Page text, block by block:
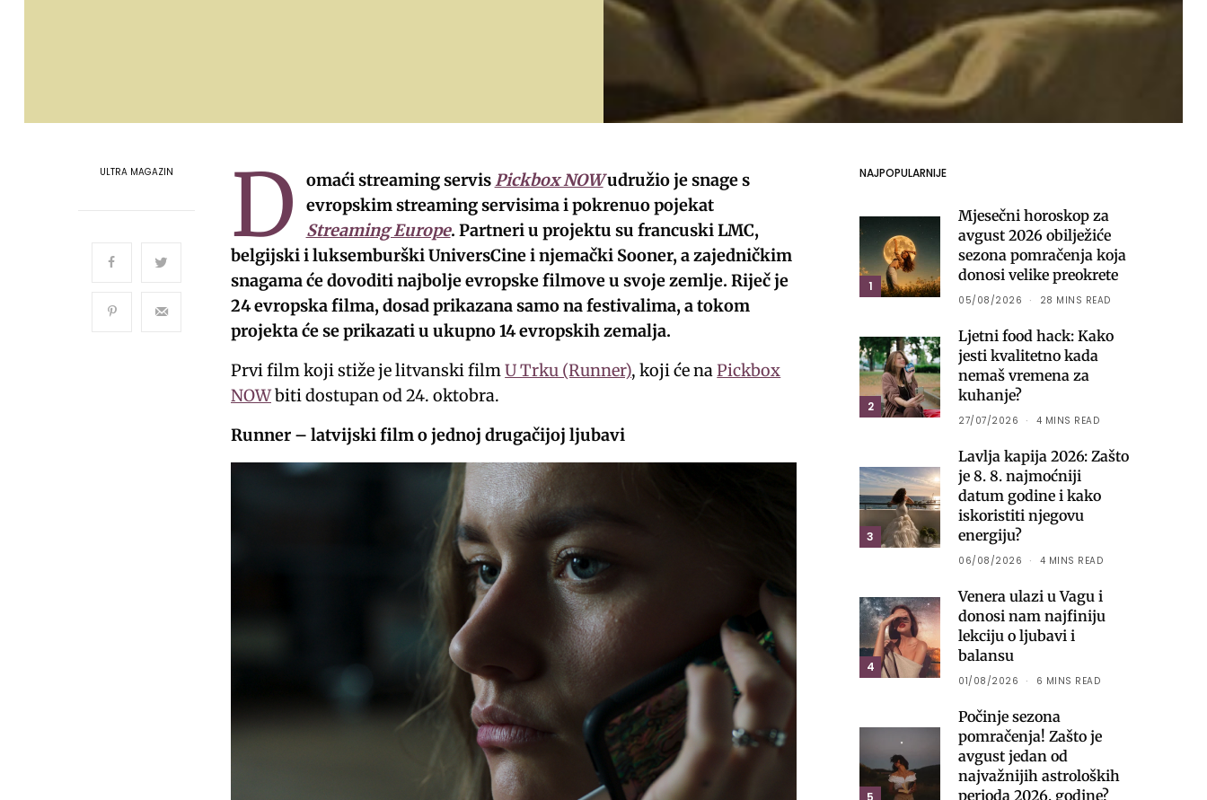
ULTRA MAGAZIN D omaći streaming servisPickbox NOWudružio je snage s
evropskim streaming servisima i pokrenuo pojekat
Streaming Europe. Partneri u projektu su francuski LMC,
belgijski i luksemburški UniversCine i njemački Sooner, a zajedničkim
snagama će dovoditi najbolje evropske filmove u svoje zemlje. Riječ je
24 evropska filma, dosad prikazana samo na festivalima, a tokom
projekta će se prikazati u ukupno 14 evropskih zemalja.
Prvi film koji stiže je litvanski filmU Trku (Runner), koji će naPickbox
NOWbiti dostupan od 24. oktobra.
Runner – latvijski film o jednoj drugačijoj ljubavi
NAJPOPULARNIJE
1
Mjesečni horoskop za
avgust 2026 obilježiće
sezona pomračenja koja
donosi velike preokrete
05/08/2026 28 MINS READ
2
Ljetni food hack: Kako
jesti kvalitetno kada
nemaš vremena za
kuhanje?
27/07/2026 4 MINS READ
3
Lavlja kapija 2026: Zašto
je 8. 8. najmoćniji
datum godine i kako
iskoristiti njegovu
energiju?
06/08/2026 4 MINS READ
4
Venera ulazi u Vagu i
donosi nam najfiniju
lekciju o ljubavi i
balansu
01/08/2026 6 MINS READ
Počinje sezona
pomračenja! Zašto je
avgust jedan od
najvažnijih astroloških
perioda 2026. godine?